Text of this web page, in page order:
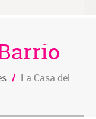
/ La Casa del